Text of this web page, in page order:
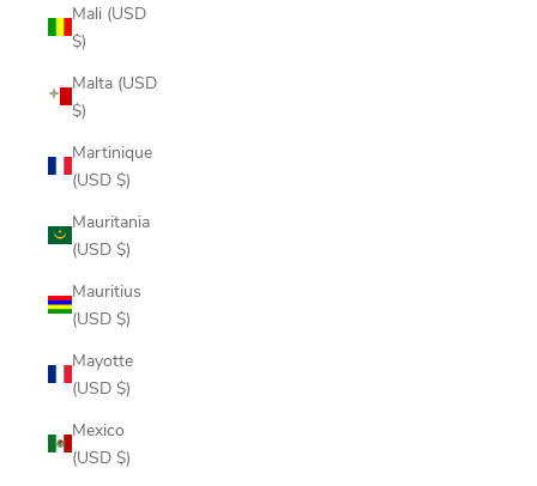
Mali (USD
$)
Malta (USD
$)
Martinique
(USD $)
Mauritania
(USD $)
Mauritius
(USD $)
Mayotte
(USD $)
Mexico
(USD $)